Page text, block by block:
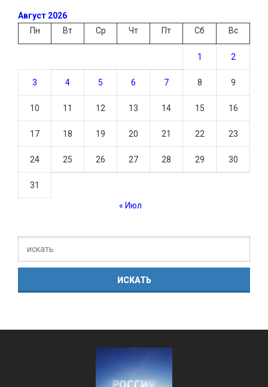
Август 2026
Пн
Вт Ср Чт Пт Сб Вс
1 2
3 4 5 6 7 8 9
10 11 12 13 14 15 16
17 18 19 20 21 22 23
24 25 26 27 28 29 30
31
« Июл